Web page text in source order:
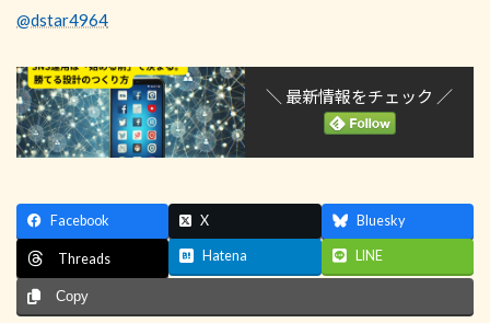
@dstar4964
＼ 最新情報をチェック ／
Facebook X Bluesky
Threads Hatena LINE
Copy